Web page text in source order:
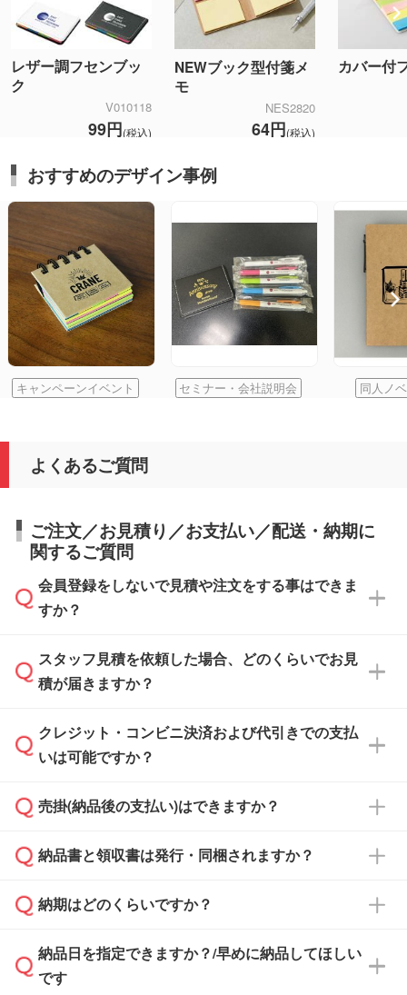
レザー調フセンブッ
ク
V010118
99円(税込)
NEWブック型付箋メ
モ
NES2820
64円(税込)
カバー付
おすすめのデザイン事例
キャンペーンイベント セミナー・会社説明会 同人ノ
よくあるご質問
ご注文／お見積り／お支払い／配送・納期に
関するご質問
会員登録をしないで見積や注文をする事はできま
すか？
可能です。見積・注文フォームにて『ゲストの
まま進む』ボタンからお進みのうえ、ご依頼く
スタッフ見積を依頼した場合、どのくらいでお見
積が届きますか？
通常、翌営業日までにお送りしております。混
雑状況によっては、お時間をいただくこともご
依頼いただいた場合は、翌営業日以降のご連絡
クレジット・コンビニ決済および代引きでの支払
いは可能ですか？
銀行振込のみのご対応となります。
売掛(納品後の支払い)はできますか？
基本的には先入金をお願いしておりますが、自
どの場合は、月末締め翌月末払いに対応可能で
また、卒業・卒園記念品で対策委員会や個人様
納品書と領収書は発行・同梱されますか？
納品書・領収書は ご依頼をいただいた場合の
ず、通常はPDFデータをメール添付でお送りし
ます。
納期はどのくらいですか？
・印刷する場合(500個程度)
ご入金、イメージ画像の校了から約2週間～2
納品日を指定できますか？/早めに納品してほしい
です